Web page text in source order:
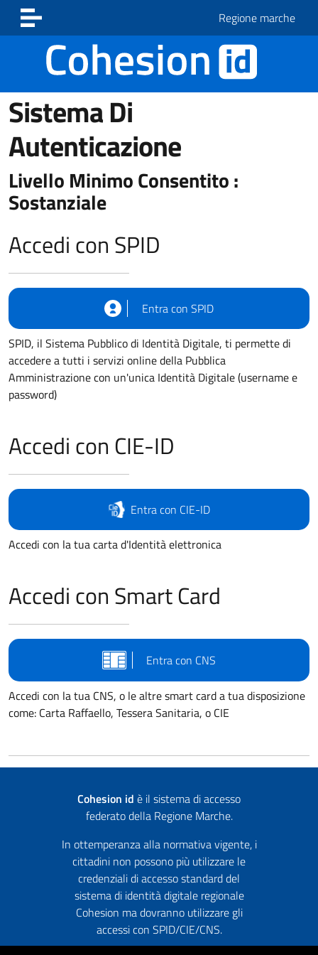
Vai ai contenuti
Vai al footer
Regione marche
Sistema Di
Autenticazione
Livello Minimo Consentito :
Sostanziale
Accedi con SPID
Entra con SPID
SPID, il Sistema Pubblico di Identità Digitale, ti permette di
accedere a tutti i servizi online della Pubblica
Amministrazione con un'unica Identità Digitale (username e
password)
Accedi con CIE-ID
Entra con CIE-ID
Accedi con la tua carta d'Identità elettronica
Accedi con Smart Card
Entra con CNS
Accedi con la tua CNS, o le altre smart card a tua disposizione
come: Carta Raffaello, Tessera Sanitaria, o CIE
Cohesion id è il sistema di accesso
federato della Regione Marche.
In ottemperanza alla normativa vigente, i
cittadini non possono più utilizzare le
credenziali di accesso standard del
sistema di identità digitale regionale
Cohesion ma dovranno utilizzare gli
accessi con SPID/CIE/CNS.